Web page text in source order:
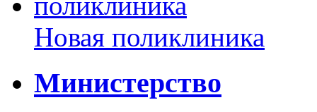
Новая поликлиника
Министерство